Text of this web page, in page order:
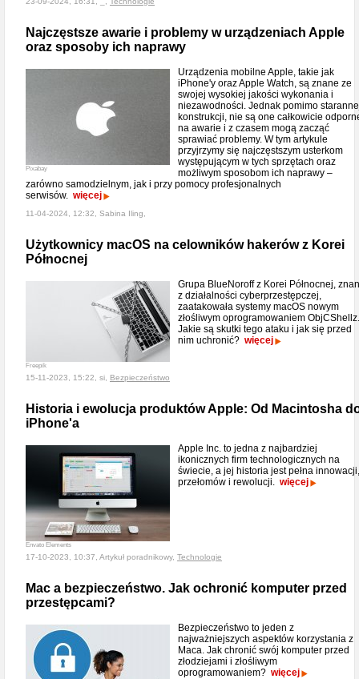
Najczęstsze awarie i problemy w urządzeniach Apple
oraz sposoby ich naprawy
Pixabay
Urządzenia mobilne Apple, takie jak
iPhone'y oraz Apple Watch, są znane ze
swojej wysokiej jakości wykonania i
niezawodności. Jednak pomimo
konstrukcji, nie są one całkowicie
na awarie i z czasem mogą zacząć
sprawiać problemy. W tym artykule
przyjrzymy się najczęstszym usterkom
występującym w tych sprzętach oraz
możliwym sposobom ich naprawy –
zarówno samodzielnym, jak i przy pomocy profesjonalnych
serwisów. więcej
11-04-2024, 12:32, Sabina Iling,
Użytkownicy macOS na celowników hakerów z Korei
Północnej
Freepik
Grupa BlueNoroff z Korei Północnej,
z działalności cyberprzestępczej,
zaatakowała systemy macOS nowym
złośliwym oprogramowaniem ObjCShellz.
Jakie są skutki tego ataku i jak się przed
nim uchronić? więcej
15-11-2023, 15:22, si, Bezpieczeństwo
Historia i ewolucja produktów Apple: Od Macintosha
iPhone'a
Envato Elements
Apple Inc. to jedna z najbardziej
ikonicznych firm technologicznych na
świecie, a jej historia jest pełna innowacji,
przełomów i rewolucji. więcej
17-10-2023, 10:37, Artykuł poradnikowy, Technologie
Mac a bezpieczeństwo. Jak ochronić komputer przed
przestępcami?
Bezpieczeństwo to jeden z
najważniejszych aspektów korzystania z
Maca. Jak chronić swój komputer przed
złodziejami i złośliwym
oprogramowaniem? więcej